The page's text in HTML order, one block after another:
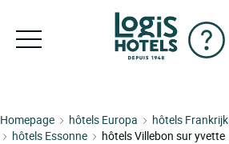
Homepage hôtels Europa hôtels Frankrijk
hôtels Essonne
hôtels Villebon sur yvette